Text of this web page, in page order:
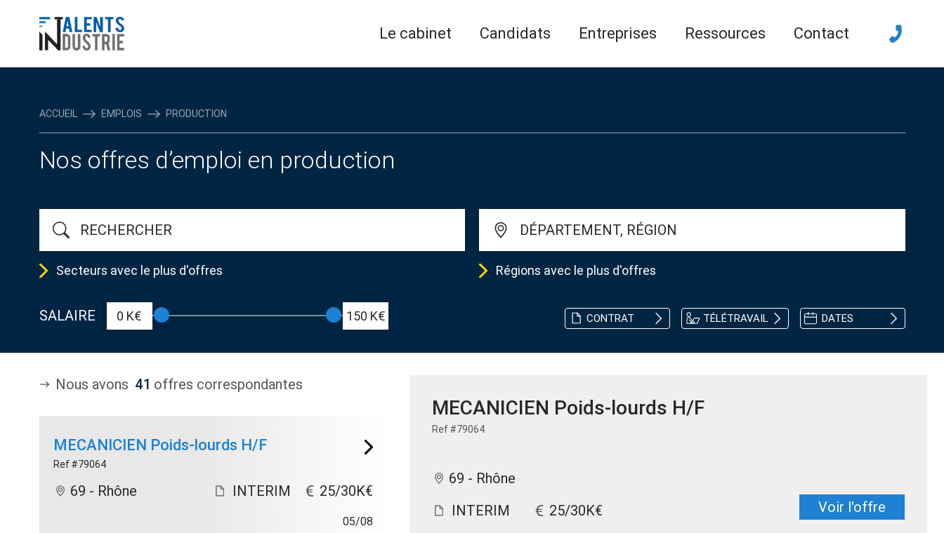
Le cabinet Candidats Entreprises Ressources Contact
ACCUEIL EMPLOIS PRODUCTION
Nos offres d’emploi en production
Secteurs avec le plus d'offres
DÉPARTEMENT, RÉGION
Régions avec le plus d'offres
SALAIRE 0 K€ 150 K€ CONTRAT TÉLÉTRAVAIL DATES
Nous avons 41 offres correspondantes
MECANICIEN Poids-lourds H/F
Ref #79064
69 - Rhône INTERIM 25/30K€
05/08
MECANICIEN Poids-lourds H/F
Ref #79064
69 - Rhône
INTERIM
25/30K€ Voir l'offre